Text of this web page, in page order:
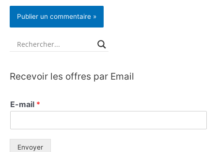
Recevoir les offres par Email
E-mail *
Envoyer